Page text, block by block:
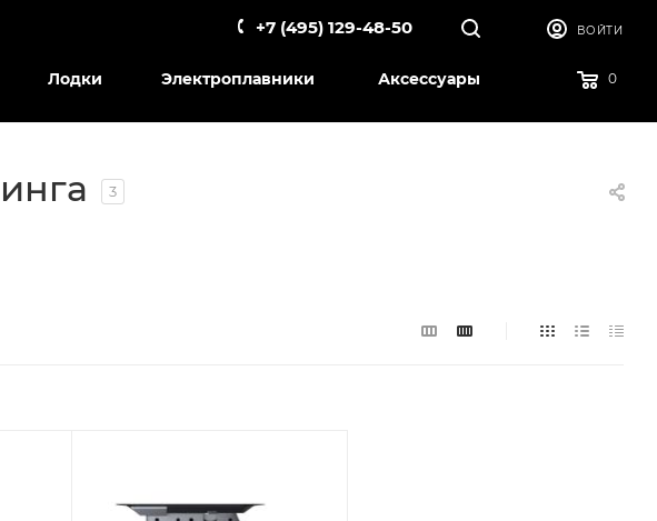
+7 (495) 129-48-50 ВОЙТИ
0
Лодки Электроплавники Аксессуары
3